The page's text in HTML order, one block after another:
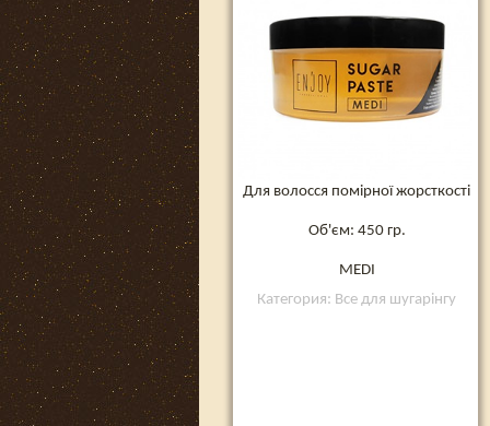
Для волосся помірної жорсткості
Об'єм: 450 гр.
MEDI
Категория: Все для шугарінгу